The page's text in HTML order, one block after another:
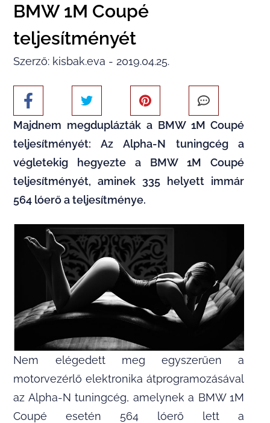
BMW 1M Coupé
teljesítményét
Szerző: kisbak.eva - 2019.04.25.
Majdnem megduplázták a BMW 1M Coupé
teljesítményét: Az Alpha-N tuningcég a
végletekig hegyezte a BMW 1M Coupé
teljesítményét, aminek 335 helyett immár
564 lóerő a teljesítménye.
Nem elégedett meg egyszerűen a
motorvezérlő elektronika átprogramozásával
az Alpha-N tuningcég, amelynek a BMW 1M
Coupé esetén 564 lóerő lett a